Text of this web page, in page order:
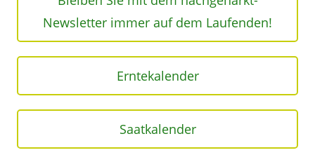
Newsletter immer auf dem Laufenden!
Erntekalender
Saatkalender